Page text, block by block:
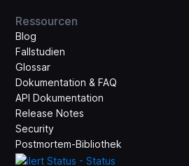
Ressourcen
Blog
Fallstudien
Glossar
Dokumentation & FAQ
API Dokumentation
Release Notes
Security
Postmortem-Bibliothek